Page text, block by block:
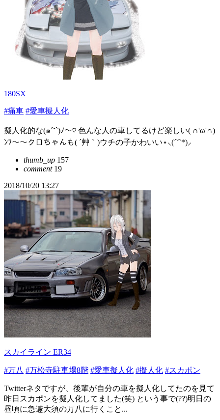
180SX
#痛車 #愛車擬人化
擬人化的な(๑´˘`)ﾉ～♡ 色んな人の車してるけど楽しい( ∩'ω'∩)
ﾝﾌ～～クロちゃんも( ´艸｀)ウチの子かわいい⋆⸜(´˘`*)⸝
thumb_up 157
comment19
2018/10/20 13:27
スカイライン ER34
#万八 #万松寺駐車場8階 #愛車擬人化 #擬人化 #スカポン
Twitterネタですが、後輩が自分の車を擬人化してたのを見て
昨日スカポンを擬人化してました(笑) という事で(??)明日の
昼頃に急遽大須の万八に行くこと...